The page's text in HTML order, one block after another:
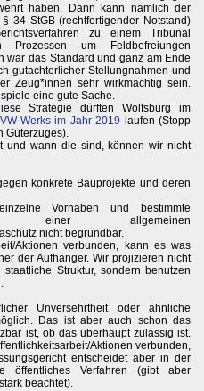
haben. Dann kann nämlich der
34 StGB (rechtfertigender Notstand)
zu einem Tribunal
um Feldbefreiungen
war das Standard und ganz am Ende
gutachterlicher Stellungnahmen und
Zeug*innen sehr wirkmächtig sein.
eine gute Sache.
Strategie dürften Wolfsburg im
Werks im Jahr 2019 laufen (Stopp
Güterzuges).
und wann die sind, können wir nicht
konkrete Bauprojekte und deren
Vorhaben und bestimmte
einer allgemeinen
nicht begründbar.
Aktionen verbunden, kann es was
der Aufhänger. Wir projizieren nicht
Struktur, sondern benutzen
Unversehrtheit oder ähnliche
Das ist aber auch schon das
ist, ob das überhaupt zulässig ist.
Aktionen verbunden,
entscheidet aber in der
öffentliches Verfahren (gibt aber
beachtet).